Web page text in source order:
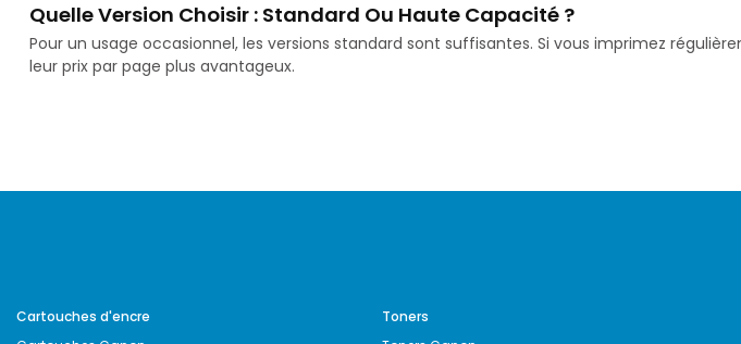
Quelle Version Choisir : Standard Ou Haute Capacité ?
Pour un usage occasionnel, les versions standard sont suffisantes. Si vous imprimez
leur prix par page plus avantageux.
Cartouches d'encre
Toners